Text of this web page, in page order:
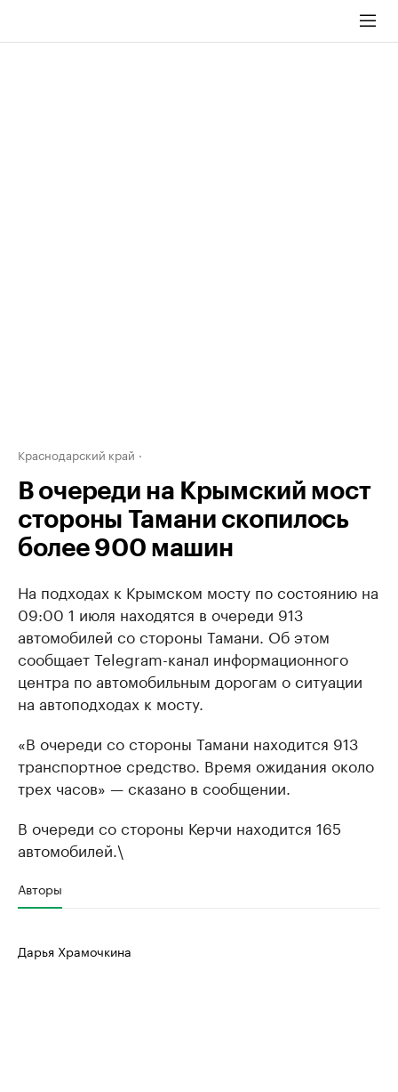
Краснодарский край
В очереди на Крымский мост
стороны Тамани скопилось
более 900 машин
На подходах к Крымском мосту по состоянию на
09:00 1 июля находятся в очереди 913
автомобилей со стороны Тамани. Об этом
сообщает Telegram-канал информационного
центра по автомобильным дорогам о ситуации
на автоподходах к мосту.
«В очереди со стороны Тамани находится 913
транспортное средство. Время ожидания около
трех часов» — сказано в сообщении.
В очереди со стороны Керчи находится 165
автомобилей.\
Авторы
Дарья Храмочкина